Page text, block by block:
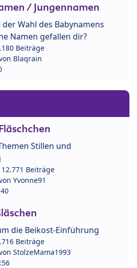
/ Jungennamen
Wahl des Babynamens
Namen gefallen dir?
Beiträge
Blaqrain
Stillen und
Beiträge
Yvonne91
die Beikost-Einführung
Beiträge
StolzeMama1993